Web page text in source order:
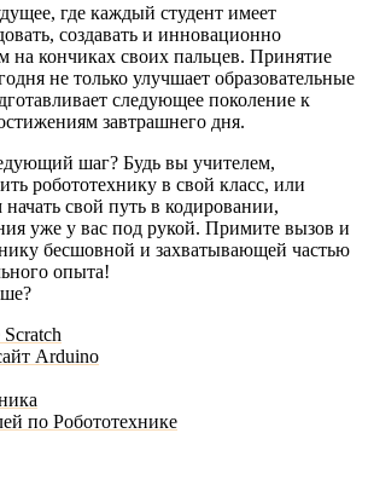
где каждый студент имеет
создавать и инновационно
на кончиках своих пальцев. Принятие
не только улучшает образовательные
следующее поколение к
завтрашнего дня.
шаг? Будь вы учителем,
робототехнику в свой класс, или
свой путь в кодировании,
уже у вас под рукой. Примите вызов и
бесшовной и захватывающей частью
опыта!
Arduino
по Робототехнике